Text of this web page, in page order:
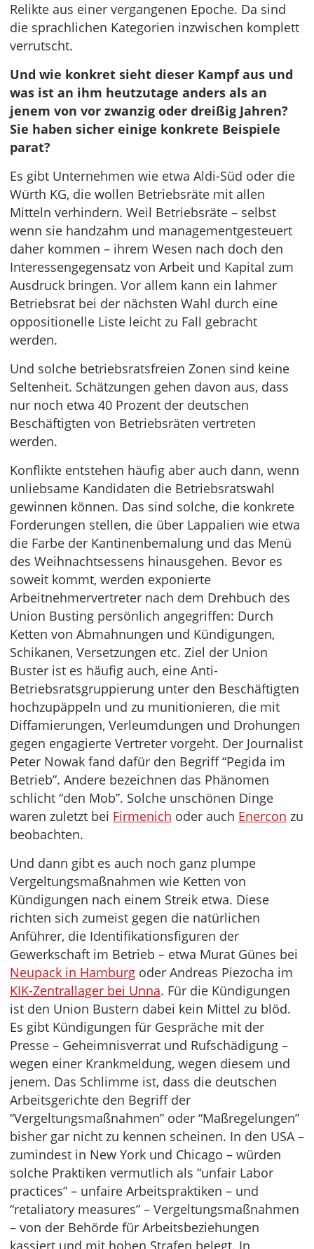
Relikte aus einer vergangenen Epoche. Da sind
die sprachlichen Kategorien inzwischen komplett
verrutscht.
Und wie konkret sieht dieser Kampf aus und
was ist an ihm heutzutage anders als an
jenem von vor zwanzig oder dreißig Jahren?
Sie haben sicher einige konkrete Beispiele
parat?
Es gibt Unternehmen wie etwa Aldi-Süd oder die
Würth KG, die wollen Betriebsräte mit allen
Mitteln verhindern. Weil Betriebsräte – selbst
wenn sie handzahm und managementgesteuert
daher kommen – ihrem Wesen nach doch den
Interessengegensatz von Arbeit und Kapital zum
Ausdruck bringen. Vor allem kann ein lahmer
Betriebsrat bei der nächsten Wahl durch eine
oppositionelle Liste leicht zu Fall gebracht
werden.
Und solche betriebsratsfreien Zonen sind keine
Seltenheit. Schätzungen gehen davon aus, dass
nur noch etwa 40 Prozent der deutschen
Beschäftigten von Betriebsräten vertreten
werden.
Konflikte entstehen häufig aber auch dann, wenn
unliebsame Kandidaten die Betriebsratswahl
gewinnen können. Das sind solche, die konkrete
Forderungen stellen, die über Lappalien wie etwa
die Farbe der Kantinenbemalung und das Menü
des Weihnachtsessens hinausgehen. Bevor es
soweit kommt, werden exponierte
Arbeitnehmervertreter nach dem Drehbuch des
Union Busting persönlich angegriffen: Durch
Ketten von Abmahnungen und Kündigungen,
Schikanen, Versetzungen etc. Ziel der Union
Buster ist es häufig auch, eine Anti-
Betriebsratsgruppierung unter den Beschäftigten
hochzupäppeln und zu munitionieren, die mit
Diffamierungen, Verleumdungen und Drohungen
gegen engagierte Vertreter vorgeht. Der Journalist
Peter Nowak fand dafür den Begriff “Pegida im
Betrieb”. Andere bezeichnen das Phänomen
schlicht “den Mob”. Solche unschönen Dinge
waren zuletzt bei Firmenich oder auch Enercon zu
beobachten.
Und dann gibt es auch noch ganz plumpe
Vergeltungsmaßnahmen wie Ketten von
Kündigungen nach einem Streik etwa. Diese
richten sich zumeist gegen die natürlichen
Anführer, die Identifikationsfiguren der
Gewerkschaft im Betrieb – etwa Murat Günes bei
Neupack in Hamburg oder Andreas Piezocha im
KIK-Zentrallager bei Unna. Für die Kündigungen
ist den Union Bustern dabei kein Mittel zu blöd.
Es gibt Kündigungen für Gespräche mit der
Presse – Geheimnisverrat und Rufschädigung –
wegen einer Krankmeldung, wegen diesem und
jenem. Das Schlimme ist, dass die deutschen
Arbeitsgerichte den Begriff der
“Vergeltungsmaßnahmen” oder “Maßregelungen”
bisher gar nicht zu kennen scheinen. In den USA –
zumindest in New York und Chicago – würden
solche Praktiken vermutlich als “unfair Labor
practices” – unfaire Arbeitspraktiken – und
“retaliatory measures” – Vergeltungsmaßnahmen
– von der Behörde für Arbeitsbeziehungen
kassiert und mit hohen Strafen belegt. In